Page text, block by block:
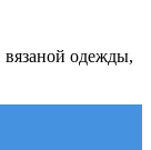
одежды,